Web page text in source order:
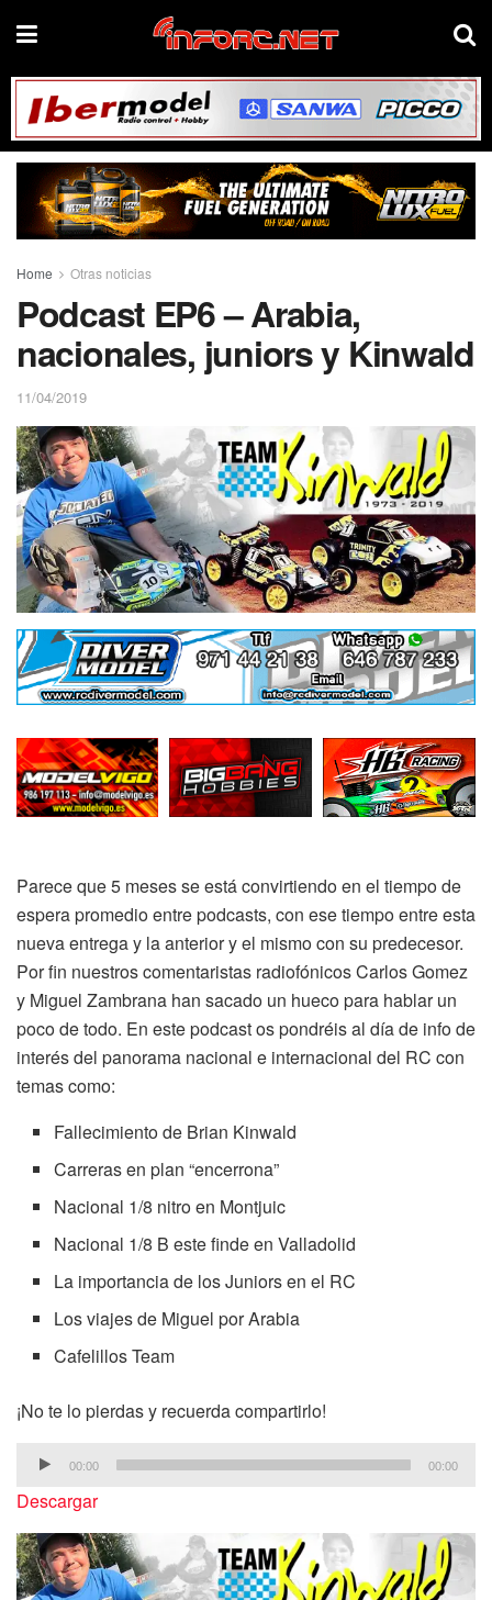
Home Otras noticias
Podcast EP6 – Arabia,
nacionales, juniors y Kinwald
11/04/2019
Parece que 5 meses se está convirtiendo en el tiempo de
espera promedio entre podcasts, con ese tiempo entre esta
nueva entrega y la anterior y el mismo con su predecesor.
Por fin nuestros comentaristas radiofónicos Carlos Gomez
y Miguel Zambrana han sacado un hueco para hablar un
poco de todo. En este podcast os pondréis al día de info de
interés del panorama nacional e internacional del RC con
temas como:
Fallecimiento de Brian Kinwald
Carreras en plan “encerrona”
Nacional 1/8 nitro en Montjuic
Nacional 1/8 B este finde en Valladolid
La importancia de los Juniors en el RC
Los viajes de Miguel por Arabia
Cafelillos Team
¡No te lo pierdas y recuerda compartirlo!
Reproductor
audio
00:00 00:00
Descargar